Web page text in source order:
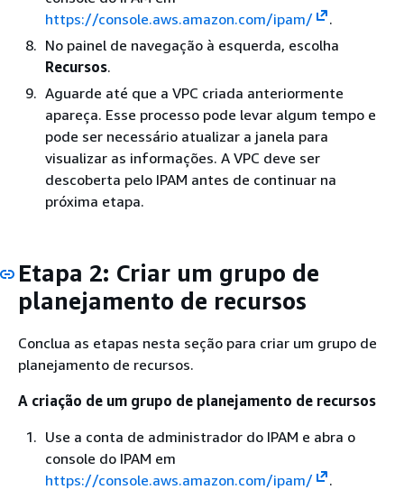
https://console.aws.amazon.com/ipam/
.
No painel de navegação à esquerda, escolha
Recursos.
Aguarde até que a VPC criada anteriormente
apareça. Esse processo pode levar algum tempo e
pode ser necessário atualizar a janela para
visualizar as informações. A VPC deve ser
descoberta pelo IPAM antes de continuar na
próxima etapa.
Etapa 2: Criar um grupo de
planejamento de recursos
Conclua as etapas nesta seção para criar um grupo de
planejamento de recursos.
A criação de um grupo de planejamento de recursos
Use a conta de administrador do IPAM e abra o
console do IPAM em
https://console.aws.amazon.com/ipam/
.